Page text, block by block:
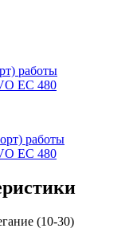
работы
EC 480
работы
EC 480
(10-30)